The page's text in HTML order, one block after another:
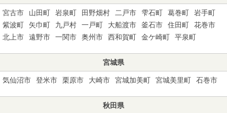
宮古市 山田町 岩泉町 田野畑村 二戸市 雫石町 葛巻町
岩手町
紫波町
矢巾町 九戸村 一戸町 大船渡市 釜石市 住田町
花巻市
北上市
遠野市 一関市 奥州市 西和賀町 金ケ崎町 平泉町
宮城県
気仙沼市 登米市 栗原市 大崎市 宮城加美町 宮城美里町 石巻市
秋田県